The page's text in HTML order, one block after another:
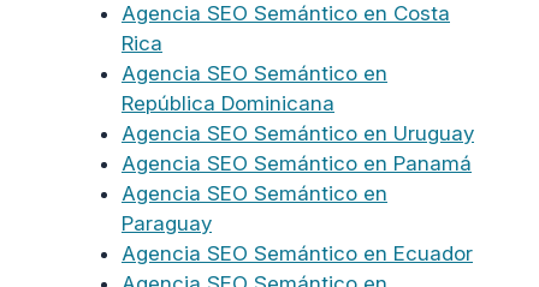
Agencia SEO Semántico en Costa
Rica
Agencia SEO Semántico en
República Dominicana
Agencia SEO Semántico en Uruguay
Agencia SEO Semántico en Panamá
Agencia SEO Semántico en
Paraguay
Agencia SEO Semántico en Ecuador